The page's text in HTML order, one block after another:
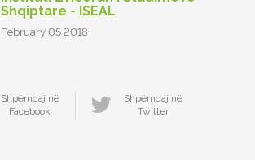
Shqiptare - ISEAL
February 05 2018
Shpërndaj në
Facebook
Shpërndaj në
Twitter